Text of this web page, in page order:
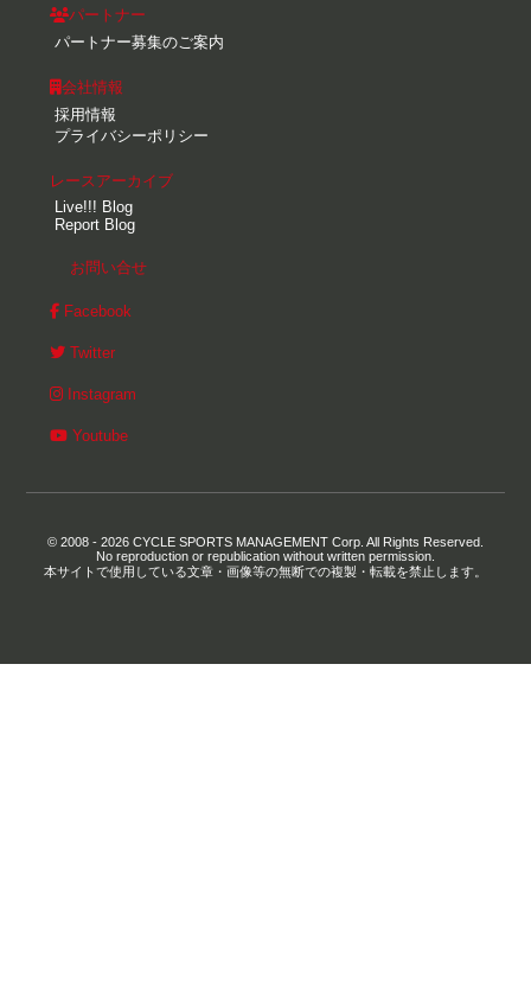
パートナー
パートナー募集のご案内
会社情報
採用情報
プライバシーポリシー
レースアーカイブ
Live!!! Blog
Report Blog
お問い合せ
Facebook
Twitter
Instagram
Youtube
© 2008 - 2026 CYCLE SPORTS MANAGEMENT Corp. All Rights Reserved.
No reproduction or republication without written permission.
本サイトで使用している文章・画像等の無断での複製・転載を禁止します。